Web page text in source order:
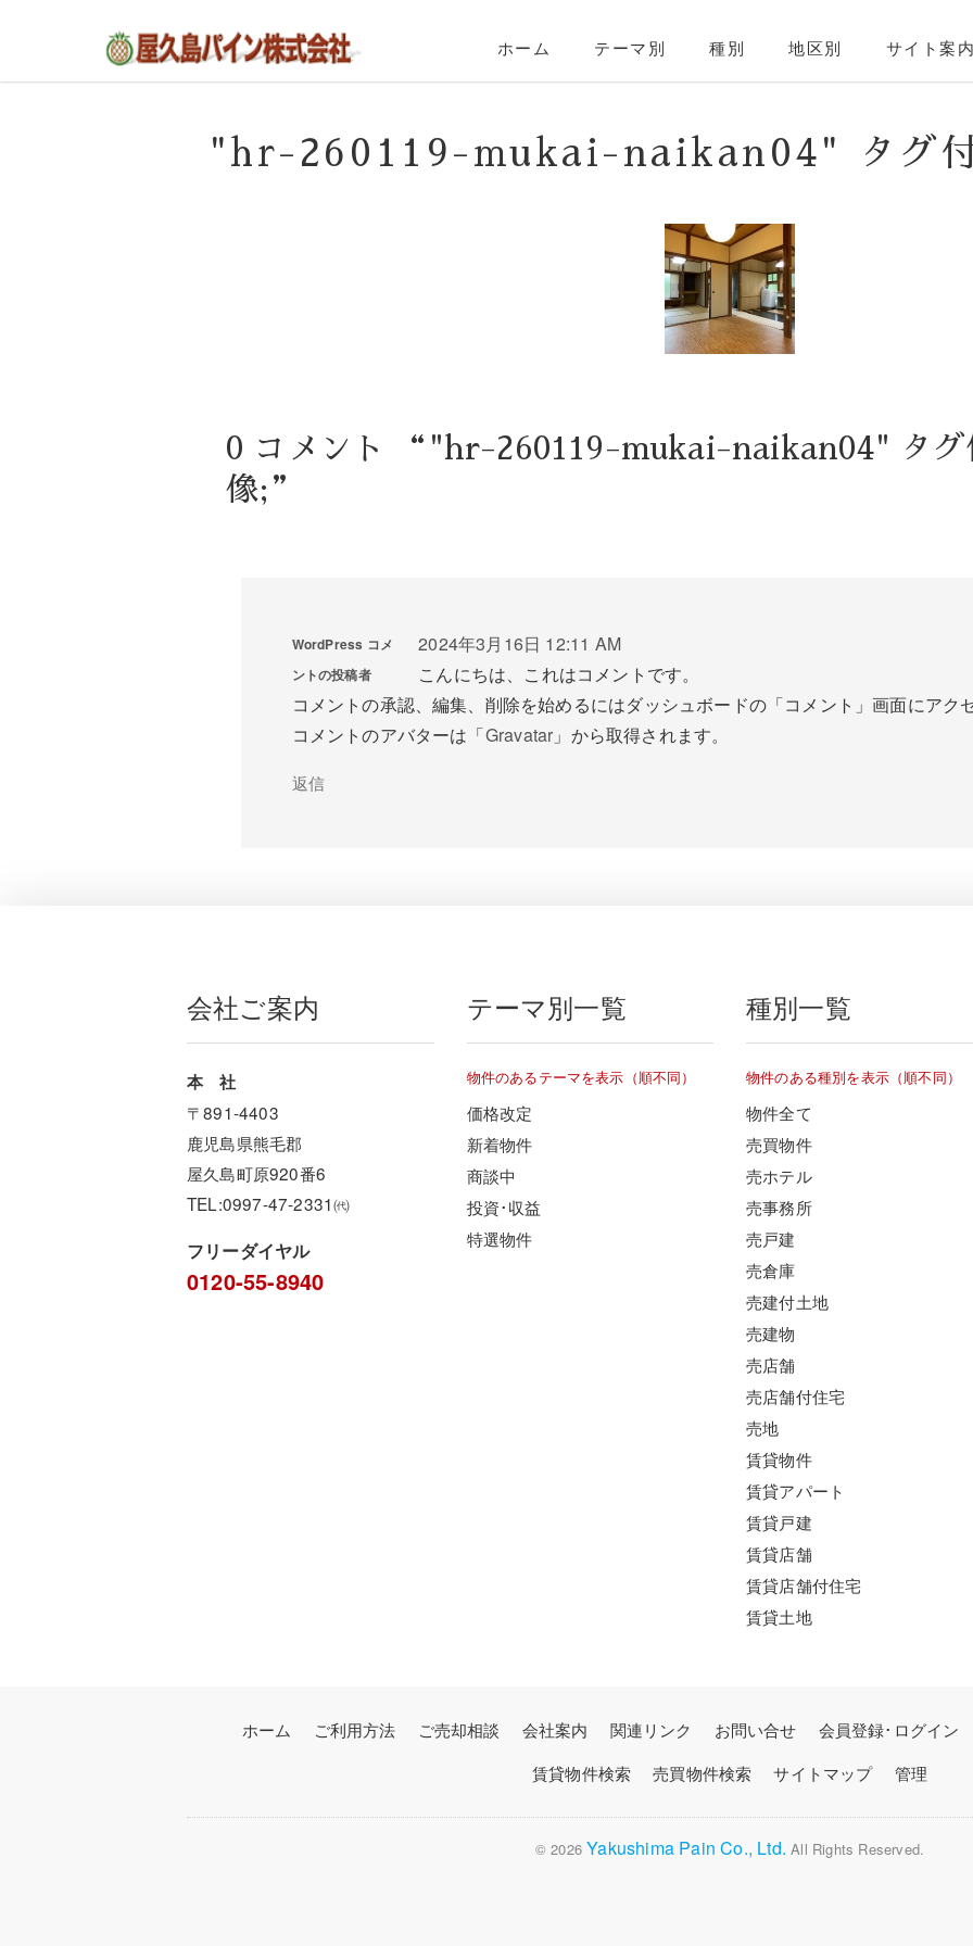
屋久島パイン株式会社
タルサイト
ホーム テーマ別 種別 地区別 サイト案内
"hr-260119-mukai-naikan04" タグ付
0 コメント “"hr-260119-mukai-naikan04" タグ
像;”
WordPress コメ
ントの投稿者
2024年3月16日 12:11 AM
こんにちは、これはコメントです。
コメントの承認、編集、削除を始めるにはダッシュボードの「コメント」画面にアク
コメントのアバターは「Gravatar 」から取得されます。
返信
会社ご案内
本 社
〒891-4403
鹿児島県熊毛郡
屋久島町原920番6
TEL:0997-47-2331㈹
フリーダイヤル
0120-55-8940
テーマ別一覧
物件のあるテーマを表示（順不同）
価格改定
新着物件
商談中
投資･収益
特選物件
種別一覧
物件のある種別を表示（順不同）
物件全て
売買物件
売ホテル
売事務所
売戸建
売倉庫
売建付土地
売建物
売店舗
売店舗付住宅
売地
賃貸物件
賃貸アパート
賃貸戸建
賃貸店舗
賃貸店舗付住宅
賃貸土地
ホーム ご利用方法 ご売却相談 会社案内 関連リンク お問い合せ 会員登録･ログイン
賃貸物件検索
売買物件検索 サイトマップ 管理
© 2026Yakushima Pain Co., Ltd. All Rights Reserved.